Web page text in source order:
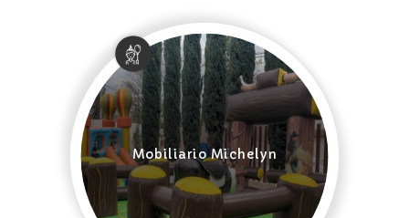
Mobiliario Michelyn